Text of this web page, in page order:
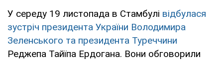
У середу 19 листопада в Стамбулі відбулася
зустріч президента України Володимира
Зеленського та президента Туреччини
Реджепа Тайїпа Ердогана. Вони обговорили